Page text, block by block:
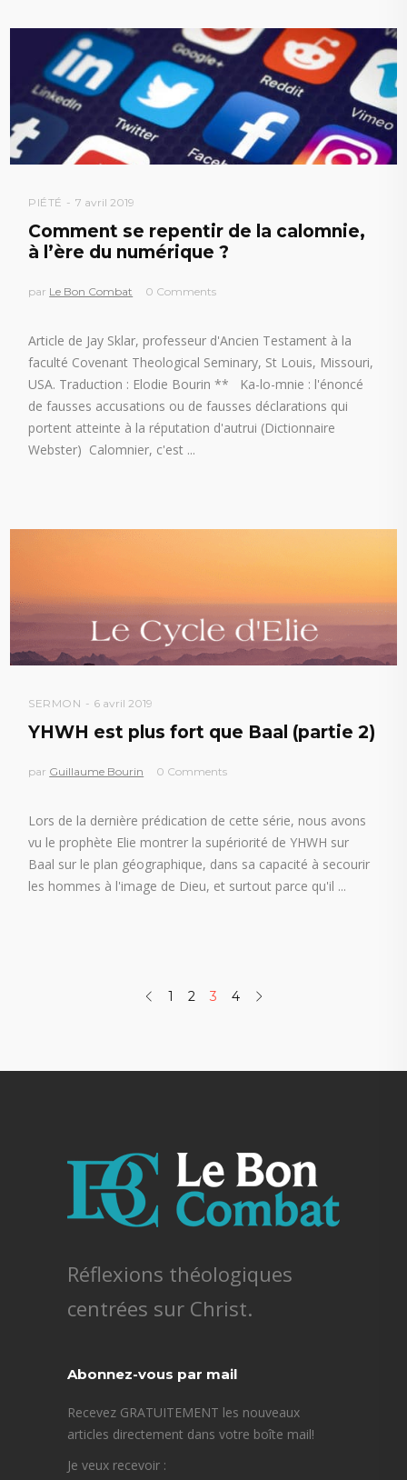
PIÉTÉ 7 avril 2019
Comment se repentir de la calomnie,
à l’ère du numérique ?
par Le Bon Combat 0 Comments
Article de Jay Sklar, professeur d'Ancien Testament à la
faculté Covenant Theological Seminary, St Louis, Missouri,
USA. Traduction : Elodie Bourin ** Ka-lo-mnie : l'énoncé
de fausses accusations ou de fausses déclarations qui
portent atteinte à la réputation d'autrui (Dictionnaire
Webster) Calomnier, c'est
SERMON 6 avril 2019
YHWH est plus fort que Baal (partie 2)
par Guillaume Bourin 0 Comments
Lors de la dernière prédication de cette série, nous avons
vu le prophète Elie montrer la supériorité de YHWH sur
Baal sur le plan géographique, dans sa capacité à secourir
les hommes à l'image de Dieu, et surtout parce qu'il
1 2 3 4
Réflexions théologiques
centrées sur Christ.
Abonnez-vous par mail
Recevez GRATUITEMENT les nouveaux
articles directement dans votre boîte mail!
Je veux recevoir :